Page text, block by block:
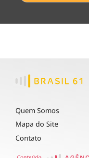
Quem Somos
Mapa do Site
Contato